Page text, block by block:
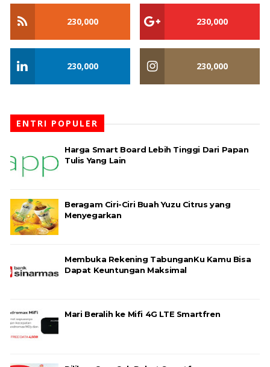
230,000 230,000
230,000 230,000
ENTRI POPULER
Harga Smart Board Lebih Tinggi Dari Papan
Tulis Yang Lain
Beragam Ciri-Ciri Buah Yuzu Citrus yang
Menyegarkan
Membuka Rekening TabunganKu Kamu Bisa
Dapat Keuntungan Maksimal
Mari Beralih ke Mifi 4G LTE Smartfren